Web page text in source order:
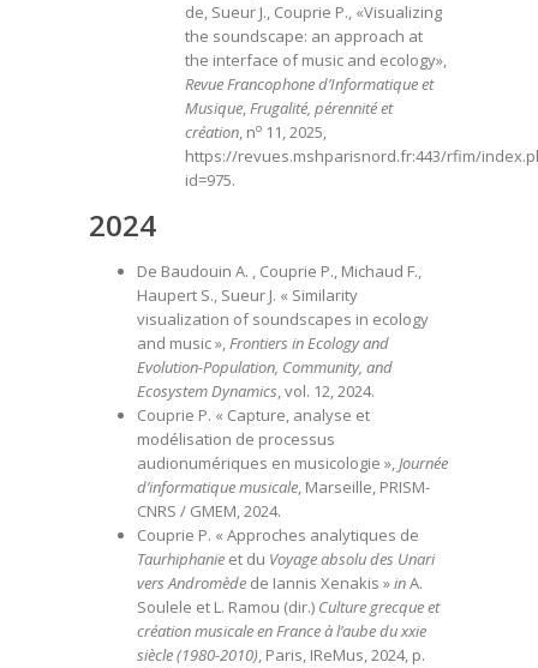
de, Sueur J., Couprie P., «Visualizing
the soundscape: an approach at
the interface of music and ecology»,
Revue Francophone d’Informatique et
Musique,Frugalité, pérennité et
création, no 11, 2025,
https://revues.mshparisnord.fr:443/rfim/
id=975.
2024
De Baudouin A. , Couprie P., Michaud F.,
Haupert S., Sueur J. « Similarity
visualization of soundscapes in ecology
and music »,Frontiers in Ecology and
Evolution-Population, Community, and
Ecosystem Dynamics, vol. 12, 2024.
Couprie P. « Capture, analyse et
modélisation de processus
audionumériques en musicologie »,Journée
d’informatique musicale, Marseille, PRISM-
CNRS / GMEM, 2024.
Couprie P. « Approches analytiques de
Taurhiphanie et du Voyage absolu des Unari
vers Andromède de Iannis Xenakis »inA.
Soulele et L. Ramou (dir.) Culture grecque et
création musicale en France à l’aube du xxie
siècle (1980-2010), Paris, IReMus, 2024, p.